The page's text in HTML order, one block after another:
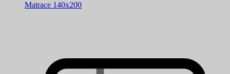
Matrace 140x200